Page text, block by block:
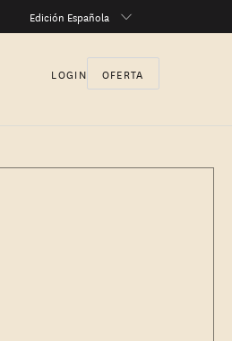
Edición Española
LOGIN OFERTA